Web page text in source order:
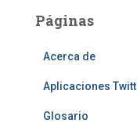
Páginas
Acerca de
Aplicaciones
Glosario